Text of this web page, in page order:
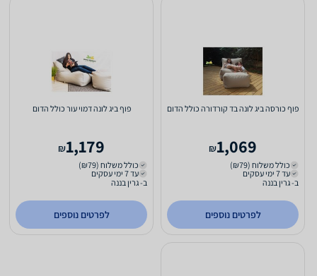
פוף כורסה ביג לונה בד קורדורה כולל הדום
1,069
₪
כולל משלוח (₪79)
עד 7 ימי עסקים
ב- גרין בננה
לפרטים נוספים
פוף ביג לונה דמוי עור כולל הדום
1,179
₪
כולל משלוח (₪79)
עד 7 ימי עסקים
ב- גרין בננה
לפרטים נוספים